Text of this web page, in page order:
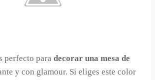
perfecto para decorar una mesa de
y con glamour. Si eliges este color